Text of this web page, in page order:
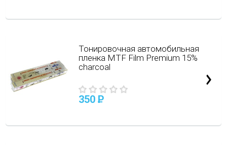
Тонировочная автомобильная
пленка MTF Film Premium 15%
charcoal
350 P